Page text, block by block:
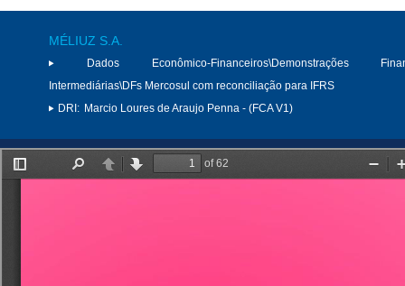
MÉLIUZ S.A.
Dados Econômico-Financeiros\Demonstrações
Intermediárias\DFs Mercosul com reconciliação para IFRS
DRI: Marcio Loures de Araujo Penna - (FCA V1)